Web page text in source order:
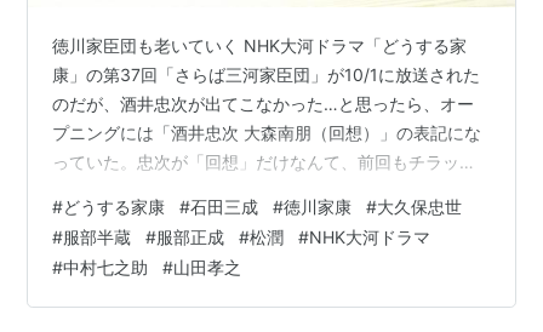
徳川家臣団も老いていく NHK大河ドラマ「どうする家
康」の第37回「さらば三河家臣団」が10/1に放送された
のだが、酒井忠次が出てこなかった…と思ったら、オー
プニングには「酒井忠次 大森南朋（回想）」の表記にな
っていた。忠次が「回想」だけなんて、前回もチラッと
ち着けてあらすじを公式サイトから引用する。 茶々（北
川景子）が秀吉（ムロツヨシ）との子・鶴松を産んだ。
勢いづく秀吉は、北条攻めを決定。和平を主張する家康
（松本潤）に秀吉は先陣を命じ、勝てば北条領を全て与
#どうする家康 #石田三成 #徳川家康 #大久保忠世
#服部半蔵 #服部正成 #松潤 #NHK大河ドラマ
#中村七之助 #山田孝之